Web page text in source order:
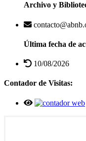
Archivo y
Última fecha de
10/08/2026
Contador de Visitas: